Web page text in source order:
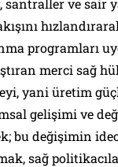
santraller ve sair
programları
merci sağ
yani üretim
gelişimi ve
bu değişimin
sağ